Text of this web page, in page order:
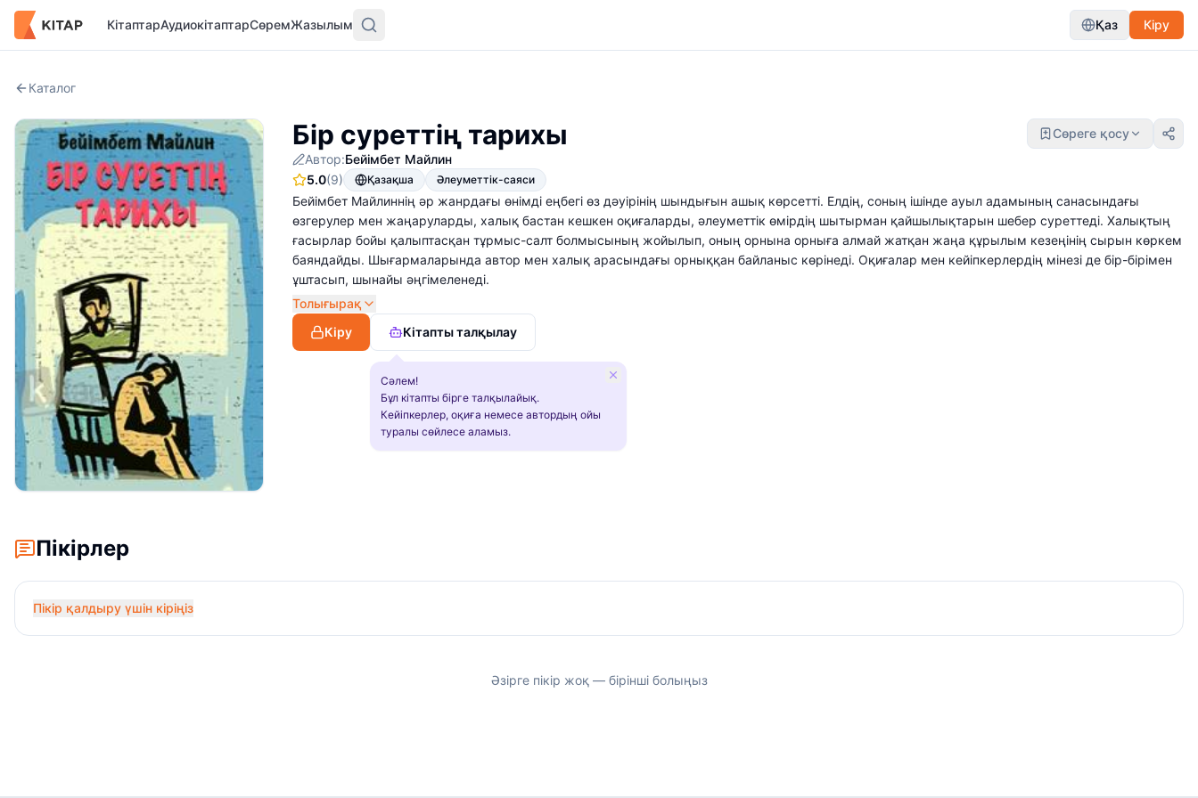
КітаптарАудиокітаптарСөремЖазылым Қаз Кіру
Каталог
Бір суреттің тарихы
Сөреге қосу
Автор:Бейімбет Майлин
5.0(9) Қазақша Әлеуметтік-саяси
Бейімбет Майлиннің әр жанрдағы өнімді еңбегі өз дәуірінің шындығын ашық көрсетті. Елдің, соның ішінде ауыл адамының санасындағы
өзгерулер мен жаңаруларды, халық бастан кешкен оқиғаларды, әлеуметтік өмірдің шытырман қайшылықтарын шебер суреттеді. Халықтың
ғасырлар бойы қалыптасқан тұрмыс-салт болмысының жойылып, оның орнына орныға алмай жатқан жаңа құрылым кезеңінің сырын көркем
баяндайды. Шығармаларында автор мен халық арасындағы орныққан байланыс көрінеді. Оқиғалар мен кейіпкерлердің мінезі де бір-бірімен
ұштасып, шынайы әңгімеленеді.
Толығырақ
Кіру
Кітапты талқылау
Сәлем!
Бұл кітапты бірге талқылайық.
Кейіпкерлер, оқиға немесе автордың ойы
туралы сөйлесе аламыз.
Пікірлер
Пікір қалдыру үшін кіріңіз
Әзірге пікір жоқ — бірінші болыңыз